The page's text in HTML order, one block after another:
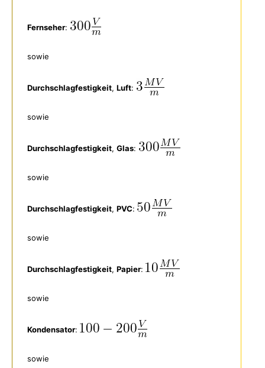
Fernseher:
sowie
Durchschlagfestigkeit, Luft:
sowie
Durchschlagfestigkeit, Glas:
sowie
Durchschlagfestigkeit, PVC:
sowie
Durchschlagfestigkeit, Papier:
sowie
Kondensator:
sowie